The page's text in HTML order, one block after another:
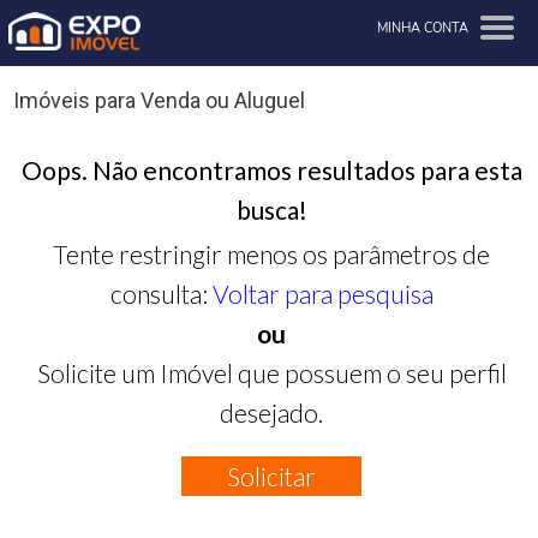
MINHA CONTA
Imóveis para Venda ou Aluguel
Oops. Não encontramos resultados para esta
busca!
Tente restringir menos os parâmetros de
consulta: Voltar para pesquisa
ou
Solicite um Imóvel que possuem o seu perfil
desejado.
Solicitar